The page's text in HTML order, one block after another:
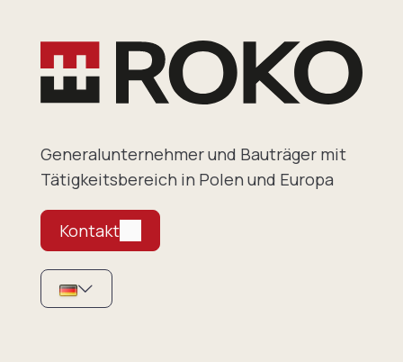
Generalunternehmer und Bauträger mit
Tätigkeitsbereich in Polen und Europa
Kontakt